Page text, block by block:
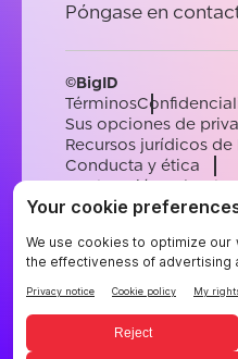
Póngase en
©BigID
Términos
Sus opciones de
Recursos jurídicos de
Conducta y ética
Declaración sobre la
Subprocesadores
EnglishGermanFrench